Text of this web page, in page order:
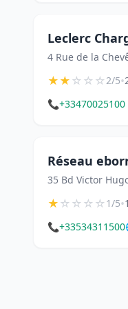
Leclerc
4 Rue de la
★★☆☆☆2/5•
📞+33470025100
Réseau
35 Bd Victor
★☆☆☆☆1/5•
📞+33534311500